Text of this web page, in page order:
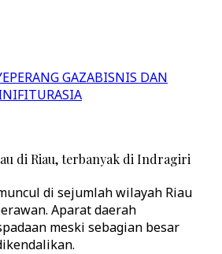
PERANG GAZABISNIS DAN
FITURASIA
di Riau, terbanyak di Indragiri
di sejumlah wilayah Riau
Aparat daerah
meski sebagian besar